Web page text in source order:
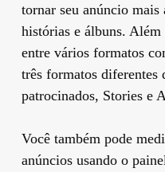
tornar seu anúncio mais
histórias e álbuns.
entre vários formatos
três formatos diferentes
patrocinados, Stories e
Você também pode
anúncios usando o